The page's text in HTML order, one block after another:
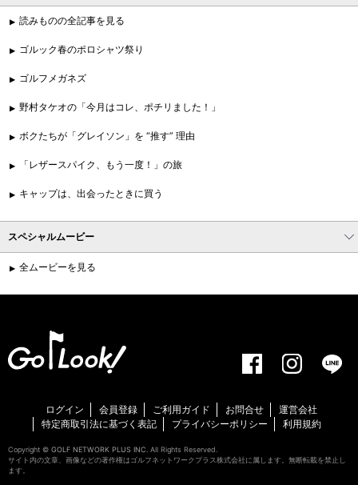
読みものの全記事を見る
ゴルック春のポロシャツ祭り
ゴルフメガネズ
野村タケオの「今月はコレ、ポチリました！」
ボクたちが「グレイソン」を “推す” 理由
「レザースパイク、もう一度！」の旅
キャップは、出会ったときに買う
スペシャルムービー
全ムービーを見る
ログイン 会員登録 ご利用ガイド お問合せ
運営会社
特定商取引法に基づく表記
プライバシーポリシー 利用規約
Copyright © GOLF NETWORK PLUS INC. All Rights Reserved.
サイト内の文章、画像などの著作権はゴルフネットワークプラス株式会社に属します。無断転載を禁止し
ます。